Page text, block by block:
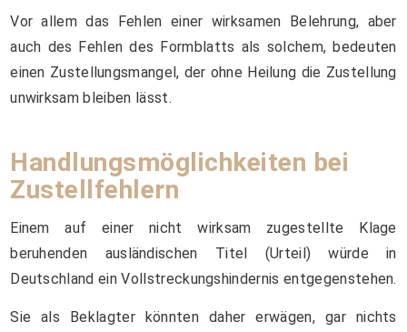
Vor allem das Fehlen einer wirksamen Belehrung, aber
auch des Fehlen des Formblatts als solchem, bedeuten
einen Zustellungsmangel, der ohne Heilung die Zustellung
unwirksam bleiben lässt.
Handlungsmöglichkeiten bei
Zustellfehlern
Einem auf einer nicht wirksam zugestellte Klage
beruhenden ausländischen Titel (Urteil) würde in
Deutschland ein Vollstreckungshindernis entgegenstehen.
Sie als Beklagter könnten daher erwägen, gar nichts